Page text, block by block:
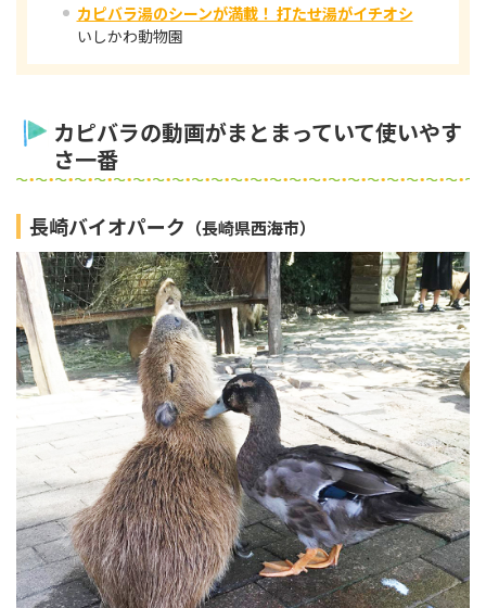
カピバラ湯のシーンが満載！ 打たせ湯がイチオシ
いしかわ動物園
カピバラの動画がまとまっていて使いやす
さ一番
長崎バイオパーク （長崎県西海市）